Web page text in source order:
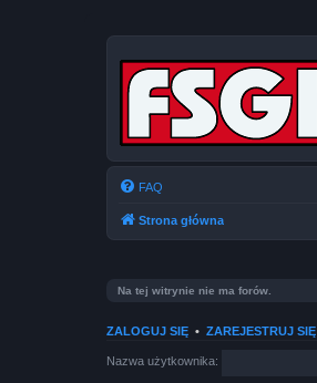
FAQ
Strona główna
Na tej witrynie nie ma forów.
ZALOGUJ SIĘ • ZAREJESTRUJ SIĘ
Nazwa użytkownika: